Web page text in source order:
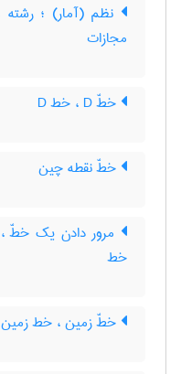
نظم (آمار) ؛ رشته
مجازات
خطّ D ، خط D
خطّ نقطه چین
مرور دادن یک
خط
خطّ زمین ، خط